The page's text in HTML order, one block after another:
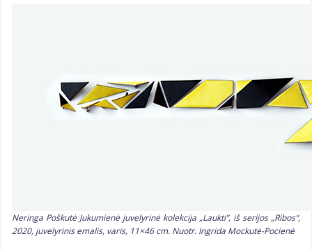
Neringa Poškutė Jukumienė juvelyrinė kolekcija „Laukti”, iš serijos „Ribos“,
2020, juvelyrinis emalis, varis, 11×46 cm. Nuotr. Ingrida Mockutė-Pocienė